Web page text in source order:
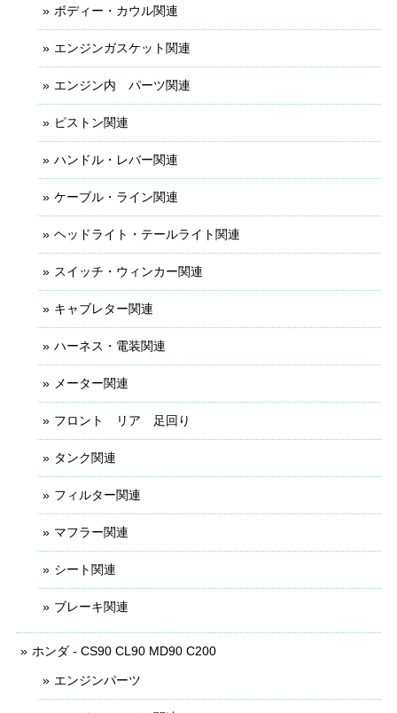
ボディー・カウル関連
エンジンガスケット関連
エンジン内 パーツ関連
ピストン関連
ハンドル・レバー関連
ケーブル・ライン関連
ヘッドライト・テールライト関連
スイッチ・ウィンカー関連
キャブレター関連
ハーネス・電装関連
メーター関連
フロント リア 足回り
タンク関連
フィルター関連
マフラー関連
シート関連
ブレーキ関連
ホンダ - CS90 CL90 MD90 C200
エンジンパーツ